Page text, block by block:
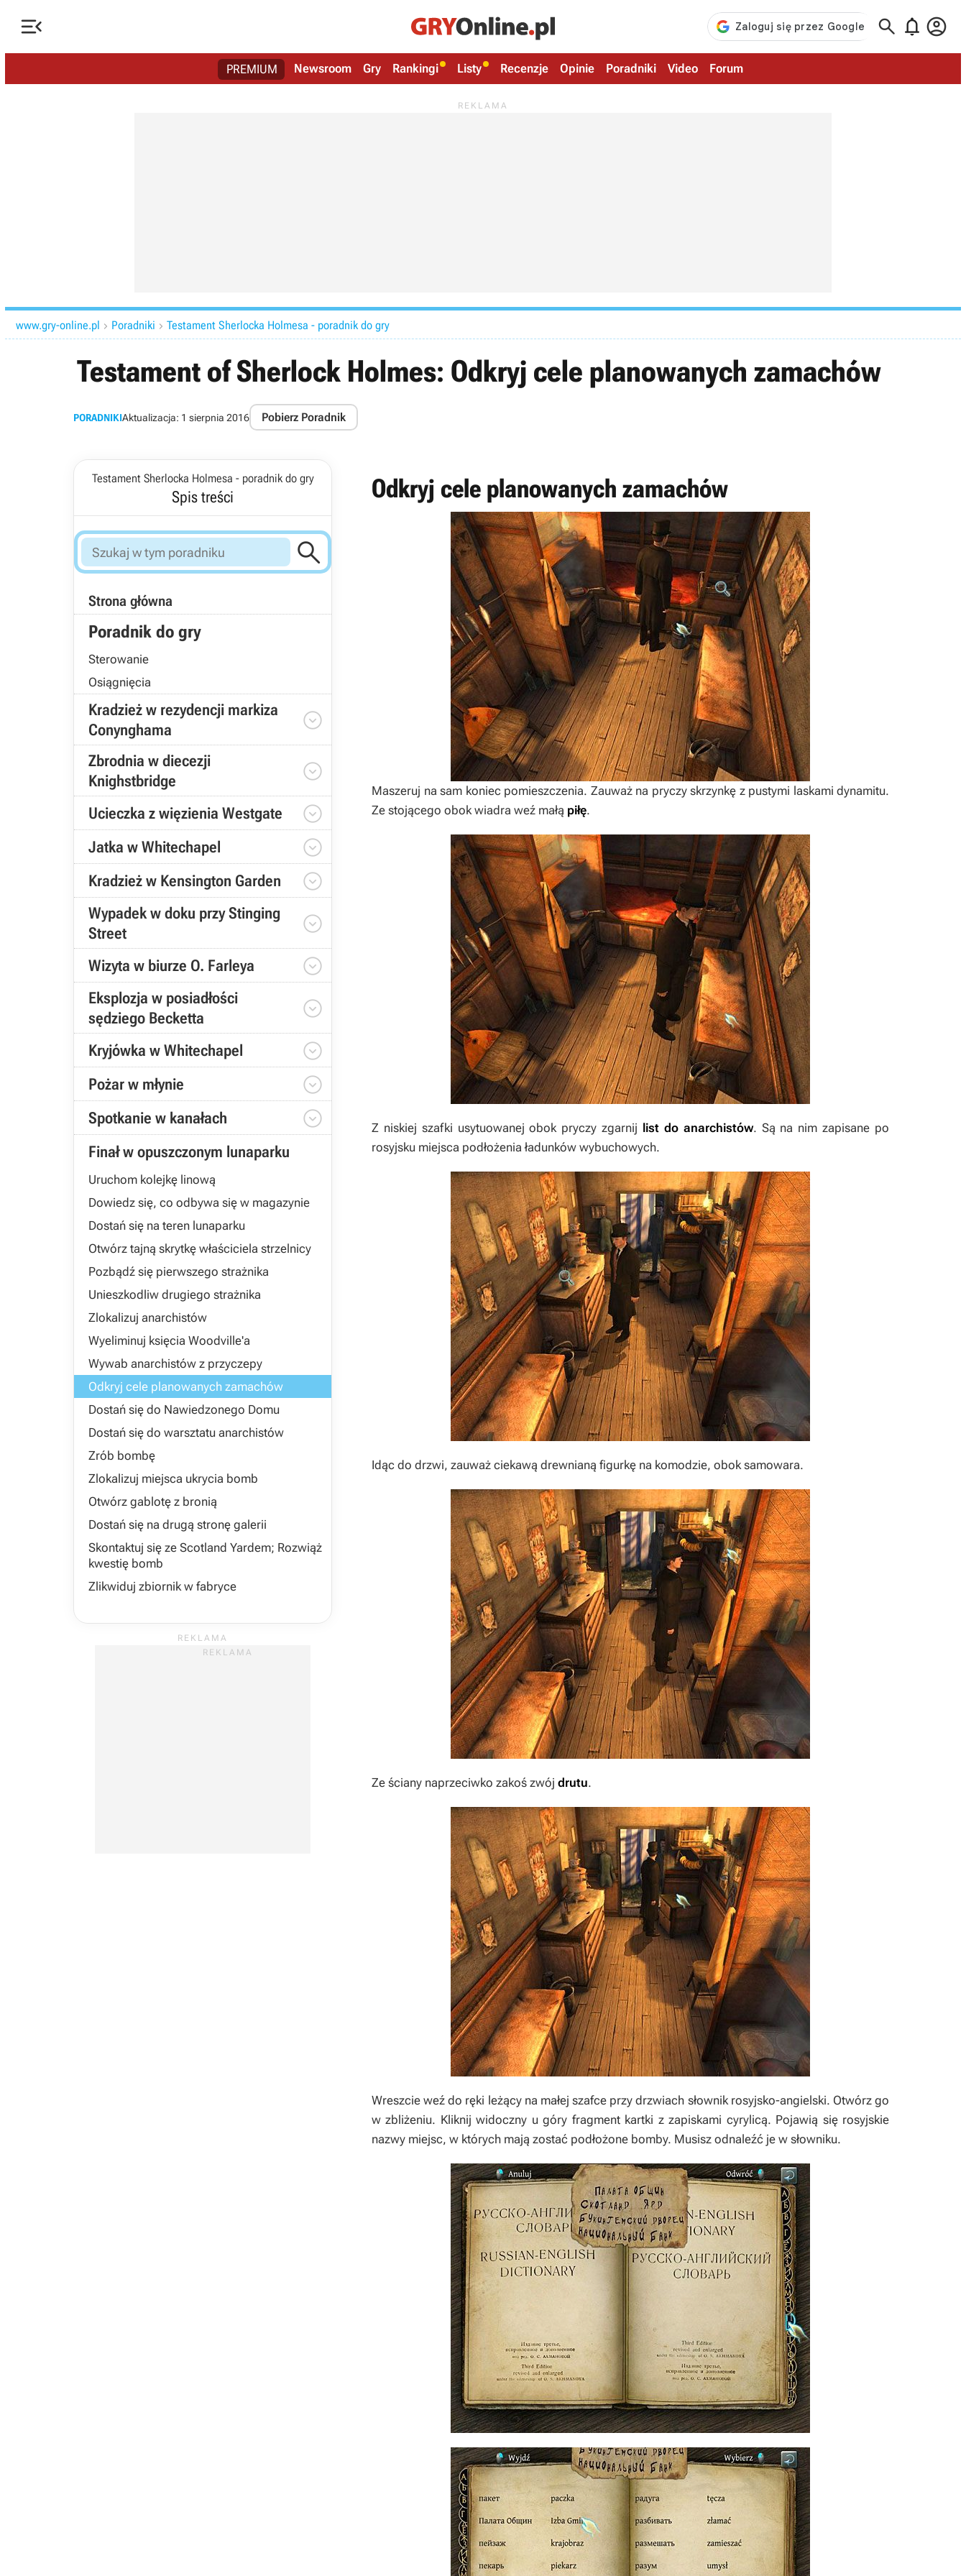
   
PREMIUM Newsroom Gry Rankingi Listy Recenzje Opinie Poradniki Video Forum
www.gry-online.pl  Poradniki  Testament Sherlocka Holmesa - poradnik do gry
Testament of Sherlock Holmes: Odkryj cele planowanych zamachów
PORADNIKIAktualizacja: 1 sierpnia 2016 Pobierz Poradnik
Testament Sherlocka Holmesa - poradnik do gry
Spis treści

Strona główna
Poradnik do gry
Sterowanie
Osiągnięcia
Kradzież w rezydencji markiza
Conynghama

Zbrodnia w diecezji
Knighstbridge

Ucieczka z więzienia Westgate 
Jatka w Whitechapel 
Kradzież w Kensington Garden 
Wypadek w doku przy Stinging
Street

Wizyta w biurze O. Farleya 
Eksplozja w posiadłości
sędziego Becketta

Kryjówka w Whitechapel 
Pożar w młynie 
Spotkanie w kanałach 
Finał w opuszczonym lunaparku
Uruchom kolejkę linową
Dowiedz się, co odbywa się w magazynie
Dostań się na teren lunaparku
Otwórz tajną skrytkę właściciela strzelnicy
Pozbądź się pierwszego strażnika
Unieszkodliw drugiego strażnika
Zlokalizuj anarchistów
Wyeliminuj księcia Woodville'a
Wywab anarchistów z przyczepy
Odkryj cele planowanych zamachów
Dostań się do Nawiedzonego Domu
Dostań się do warsztatu anarchistów
Zrób bombę
Zlokalizuj miejsca ukrycia bomb
Otwórz gablotę z bronią
Dostań się na drugą stronę galerii
Skontaktuj się ze Scotland Yardem; Rozwiąż
kwestię bomb
Zlikwiduj zbiornik w fabryce
Odkryj cele planowanych zamachów
Maszeruj na sam koniec pomieszczenia. Zauważ na pryczy skrzynkę z pustymi laskami dynamitu.
Ze stojącego obok wiadra weź małą piłę.
Z niskiej szafki usytuowanej obok pryczy zgarnij list do anarchistów. Są na nim zapisane po
rosyjsku miejsca podłożenia ładunków wybuchowych.
Idąc do drzwi, zauważ ciekawą drewnianą figurkę na komodzie, obok samowara.
Ze ściany naprzeciwko zakoś zwój drutu.
Wreszcie weź do ręki leżący na małej szafce przy drzwiach słownik rosyjsko-angielski. Otwórz go
w zbliżeniu. Kliknij widoczny u góry fragment kartki z zapiskami cyrylicą. Pojawią się rosyjskie
nazwy miejsc, w których mają zostać podłożone bomby. Musisz odnaleźć je w słowniku.